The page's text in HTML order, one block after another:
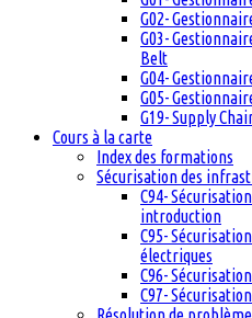
G02-
G03-
Belt
G04-
G05-
G19- Supply
Cours à la carte
Index des formations
Sécurisation des
C94-
introduction
C95-
électriques
C96-
C97-